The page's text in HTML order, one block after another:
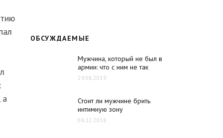
а
ОБСУЖДАЕМЫЕ
Мужчина, который не был в
армии: что с ним не так
29.08.2019
Стоит ли мужчине брить
интимную зону
08.12.2018